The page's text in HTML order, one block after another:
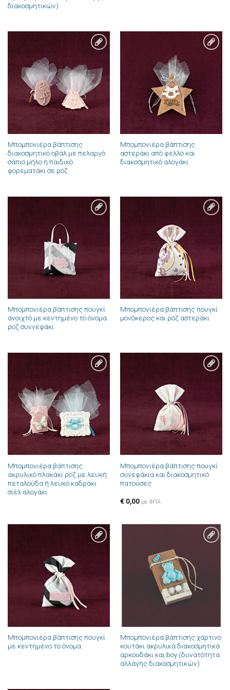
διακοσμητικών)
στην λίστα
επιθυμιών
Μπομπονιέρα βάπτισης
διακοσμητικό οβάλ με πελαργό
σάπιο μήλο ή παιδικό
φορεματάκι σε ρόζ
στην λίστα
επιθυμιών
Μπομπονιέρα βάπτισης
αστεράκι από φελλό και
διακοσμητικό αλογάκι
Μπομπονιέρα βάπτισης πουγκί
ανοιχτό με κεντημένο το όνομα
ροζ συννεφάκι
Μπομπονιέρα βάπτισης πουγκί
μονόκερος και ρόζ αστεράκι
Πρόσθήκη
στην λίστα
επιθυμιών
Μπομπονιέρα βάπτισης
ακρυλικό πλακάκι ροζ με λευκή
πεταλούδα ή λευκό καδράκι
σιέλ αλογάκι
Μπομπονιέρα βάπτισης πουγκί
συνεφάκια και διακοσμητικό
πατούσες
€0,00 με ΦΠΑ
Μπομπονιέρα βάπτισης πουγκί
με κεντημένο το όνομα
επιθυμιών
Μπομπονιέρα βάπτισης χάρτινο
κουτάκι ακρυλικά διακοσμητικά
αρκουδάκι και boy (δυνατότητα
αλλάγής διακοσμητικών)